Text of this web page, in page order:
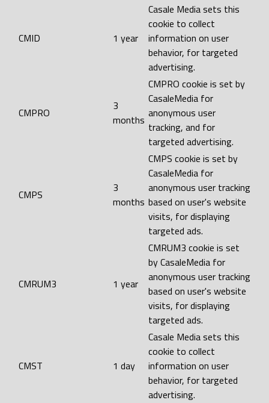
CMID 1 year
Casale Media sets this
cookie to collect
information on user
behavior, for targeted
advertising.
CMPRO
3
months
CMPRO cookie is set by
CasaleMedia for
anonymous user
tracking, and for
targeted advertising.
CMPS
3
months
CMPS cookie is set by
CasaleMedia for
anonymous user tracking
based on user's website
visits, for displaying
targeted ads.
CMRUM3 1 year
CMRUM3 cookie is set
by CasaleMedia for
anonymous user tracking
based on user's website
visits, for displaying
targeted ads.
CMST 1 day
Casale Media sets this
cookie to collect
information on user
behavior, for targeted
advertising.